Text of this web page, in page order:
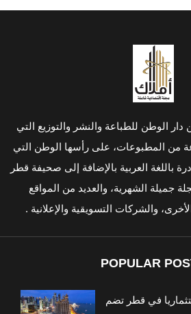
الوطن للطباعة والنشر والتوزيع التي
من المطبوعات، على رأسها الوطن التي
باللغة العربية بالإضافة إلى صحيفة قطر
جميلة الشهرية، والعديد من المواقع
والشركات التسويقية والإعلانية .
POPULAR
في قطر تضم